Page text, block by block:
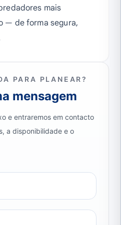
mais
— de forma segura,
PARA PLANEAR?
mensagem
e entraremos em contacto
a disponibilidade e o